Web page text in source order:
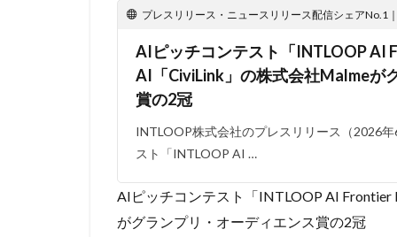
プレスリリース・ニュースリリース配信シェアNo.1｜
AIピッチコンテスト「INTLOOP AI
AI「CiviLink」の株式会社Malmeが
賞の2冠
INTLOOP株式会社のプレスリリース（2026
スト「INTLOOP AI …
AIピッチコンテスト「INTLOOP AI
がグランプリ・オーディエンス賞の2冠